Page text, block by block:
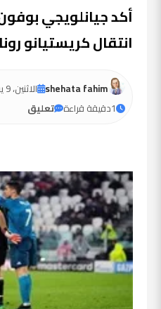
أكد جيانلويجي
انتقال كريستيانو
shehata fahim الاثنين، 9 يوليو 2018
1دقيقة قراءة تعليق